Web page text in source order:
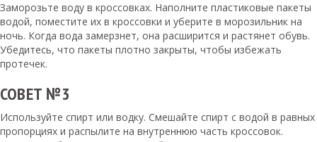
Заморозьте воду в кроссовках. Наполните пластиковые пакеты
водой, поместите их в кроссовки и уберите в морозильник на
ночь. Когда вода замерзнет, она расширится и растянет обувь.
Убедитесь, что пакеты плотно закрыты, чтобы избежать
протечек.
СОВЕТ №3
Используйте спирт или водку. Смешайте спирт с водой в равных
пропорциях и распылите на внутреннюю часть кроссовок.